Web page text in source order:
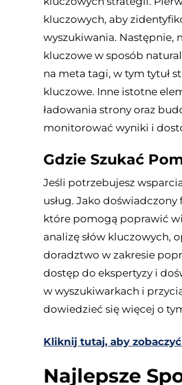
kluczowych, aby
wyszukiwania. Następnie,
kluczowe w sposób
na meta tagi, w tym tytuł
kluczowe. Inne istotne
ładowania strony oraz
monitorować wyniki i
Gdzie Szukać
Jeśli potrzebujesz
usług. Jako
które pomogą poprawić
analizę słów kluczowych,
doradztwo w zakresie
dostęp do ekspertyzy i
w wyszukiwarkach i
dowiedzieć się więcej o
Kliknij tutaj, aby
Najlepsze